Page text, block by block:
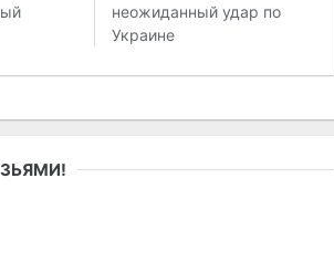
неожиданный удар по
Украине